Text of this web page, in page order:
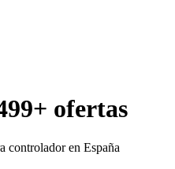
ofertas
controlador en España